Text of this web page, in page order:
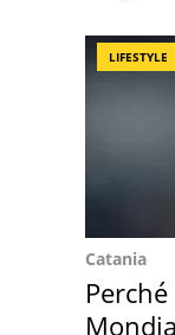
LIFESTYLE
Catania